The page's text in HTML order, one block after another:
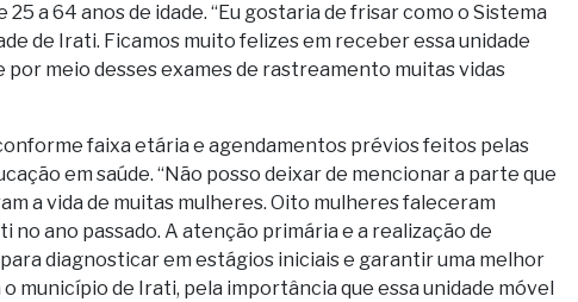
a 64 anos de idade. “Eu gostaria de frisar como o Sistema
de Irati. Ficamos muito felizes em receber essa unidade
meio desses exames de rastreamento muitas vidas
faixa etária e agendamentos prévios feitos pelas
em saúde. “Não posso deixar de mencionar a parte que
a vida de muitas mulheres. Oito mulheres faleceram
ano passado. A atenção primária e a realização de
diagnosticar em estágios iniciais e garantir uma melhor
município de Irati, pela importância que essa unidade móvel